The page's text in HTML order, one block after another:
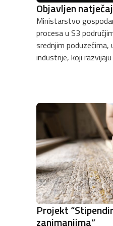
Objavljen
Ministarstvo
procesa u S3
srednjim poduzećima,
industrije, koji
Projekt
zanimanjima”